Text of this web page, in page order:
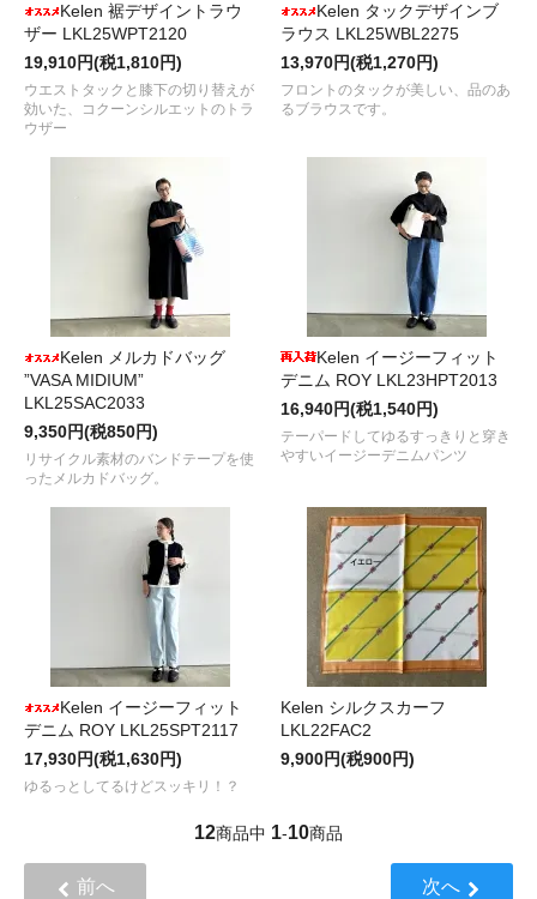
Kelen 裾デザイントラウ
ザー LKL25WPT2120
19,910円(税1,810円)
ウエストタックと膝下の切り替えが
効いた、コクーンシルエットのトラ
ウザー
Kelen タックデザインブ
ラウス LKL25WBL2275
13,970円(税1,270円)
フロントのタックが美しい、品のあ
るブラウスです。
Kelen メルカドバッグ
”VASA MIDIUM”
LKL25SAC2033
9,350円(税850円)
リサイクル素材のバンドテープを使
ったメルカドバッグ。
Kelen イージーフィット
デニム ROY LKL23HPT2013
16,940円(税1,540円)
テーパードしてゆるすっきりと穿き
やすいイージーデニムパンツ
Kelen イージーフィット
デニム ROY LKL25SPT2117
17,930円(税1,630円)
ゆるっとしてるけどスッキリ！？
Kelen シルクスカーフ
LKL22FAC2
9,900円(税900円)
12商品中 1-10商品
前へ 次へ